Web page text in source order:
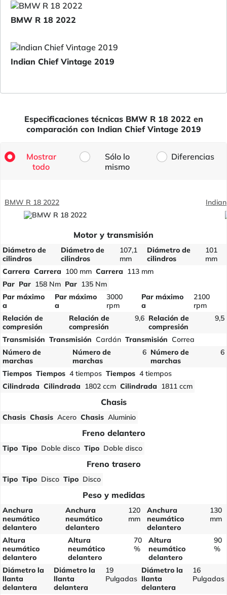
BMW R 18 2022
Indian Chief Vintage 2019
Especificaciones técnicas BMW R 18 2022 en
comparación con Indian Chief Vintage 2019
Mostrar
todo
Sólo lo
mismo
Diferencias
BMW R 18 2022
Motor y transmisión
Diámetro de
cilindros
Diámetro de
cilindros
107,1
mm
Diámetro de
cilindros
101
mm
Carrera Carrera 100 mm Carrera 113 mm
Par Par 158 Nm Par 135 Nm
Par máximo
a
Par máximo
a
3000
rpm
Par máximo
a
2100
rpm
Relación de
compresión
Relación de
compresión
9,6 Relación de
compresión
9,5
Transmisión Transmisión Cardán Transmisión Correa
Número de
marchas
Número de
marchas
6 Número de
marchas
6
Tiempos Tiempos 4 tiempos Tiempos 4 tiempos
Cilindrada Cilindrada 1802 ccm Cilindrada 1811 ccm
Chasis
Chasis Chasis Acero Chasis Aluminio
Freno delantero
Tipo Tipo Doble disco Tipo Doble disco
Freno trasero
Tipo Tipo Disco Tipo Disco
Peso y medidas
Anchura
neumático
delantero
Anchura
neumático
delantero
120
mm
Anchura
neumático
delantero
130
mm
Altura
neumático
delantero
Altura
neumático
delantero
70
%
Altura
neumático
delantero
90
%
Diámetro la
llanta
delantera
Diámetro la
llanta
delantera
19
Pulgadas
Diámetro la
llanta
delantera
16
Pulgadas